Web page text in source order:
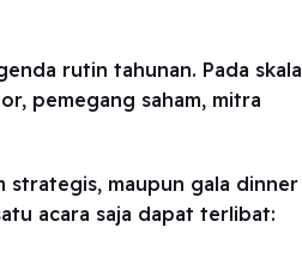
rutin tahunan. Pada skala
pemegang saham, mitra
strategis, maupun gala dinner
acara saja dapat terlibat: